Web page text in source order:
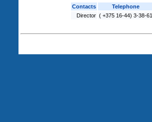
Contacts
Telephone
Director ( +375 16-44) 3-38-61